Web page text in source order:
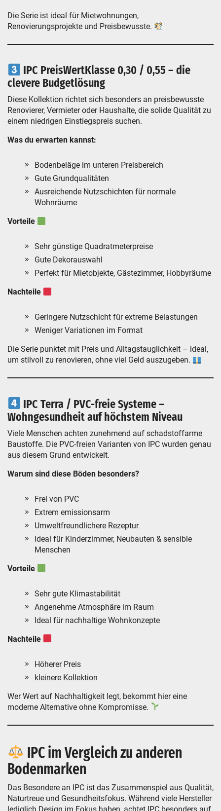
Die Serie ist ideal für Mietwohnungen,
Renovierungsprojekte und Preisbewusste.
IPC PreisWertKlasse 0,30 / 0,55 – die
clevere Budgetlösung
Diese Kollektion richtet sich besonders an preisbewusste
Renovierer, Vermieter oder Haushalte, die solide Qualität zu
einem niedrigen Einstiegspreis suchen.
Was du erwarten kannst:
Bodenbeläge im unteren Preisbereich
Gute Grundqualitäten
Ausreichende Nutzschichten für normale
Wohnräume
Vorteile
Sehr günstige Quadratmeterpreise
Gute Dekorauswahl
Perfekt für Mietobjekte, Gästezimmer, Hobbyräume
Nachteile
Geringere Nutzschicht für extreme Belastungen
Weniger Variationen im Format
Die Serie punktet mit Preis und Alltagstauglichkeit – ideal,
um stilvoll zu renovieren, ohne viel Geld auszugeben.
IPC Terra / PVC-freie Systeme –
Wohngesundheit auf höchstem Niveau
Viele Menschen achten zunehmend auf schadstoffarme
Baustoffe. Die PVC-freien Varianten von IPC wurden genau
aus diesem Grund entwickelt.
Warum sind diese Böden besonders?
Frei von PVC
Extrem emissionsarm
Umweltfreundlichere Rezeptur
Ideal für Kinderzimmer, Neubauten & sensible
Menschen
Vorteile
Sehr gute Klimastabilität
Angenehme Atmosphäre im Raum
Ideal für nachhaltige Wohnkonzepte
Nachteile
Höherer Preis
kleinere Kollektion
Wer Wert auf Nachhaltigkeit legt, bekommt hier eine
moderne Alternative ohne Kompromisse.
IPC im Vergleich zu anderen
Bodenmarken
Das Besondere an IPC ist das Zusammenspiel aus Qualität,
Naturtreue und Gesundheitsfokus. Während viele Hersteller